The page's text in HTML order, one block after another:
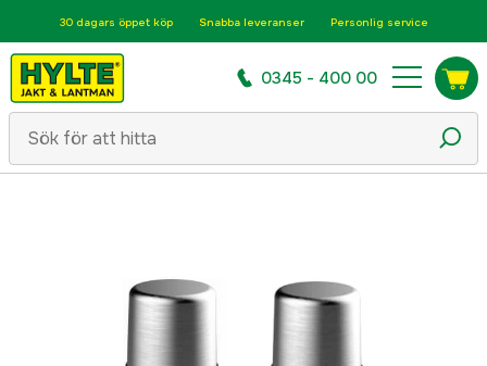
30 dagars öppet köp Snabba leveranser Personlig service
0345 - 400 00